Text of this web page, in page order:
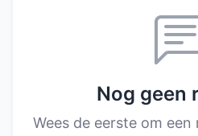
Nog geen
Wees de eerste om